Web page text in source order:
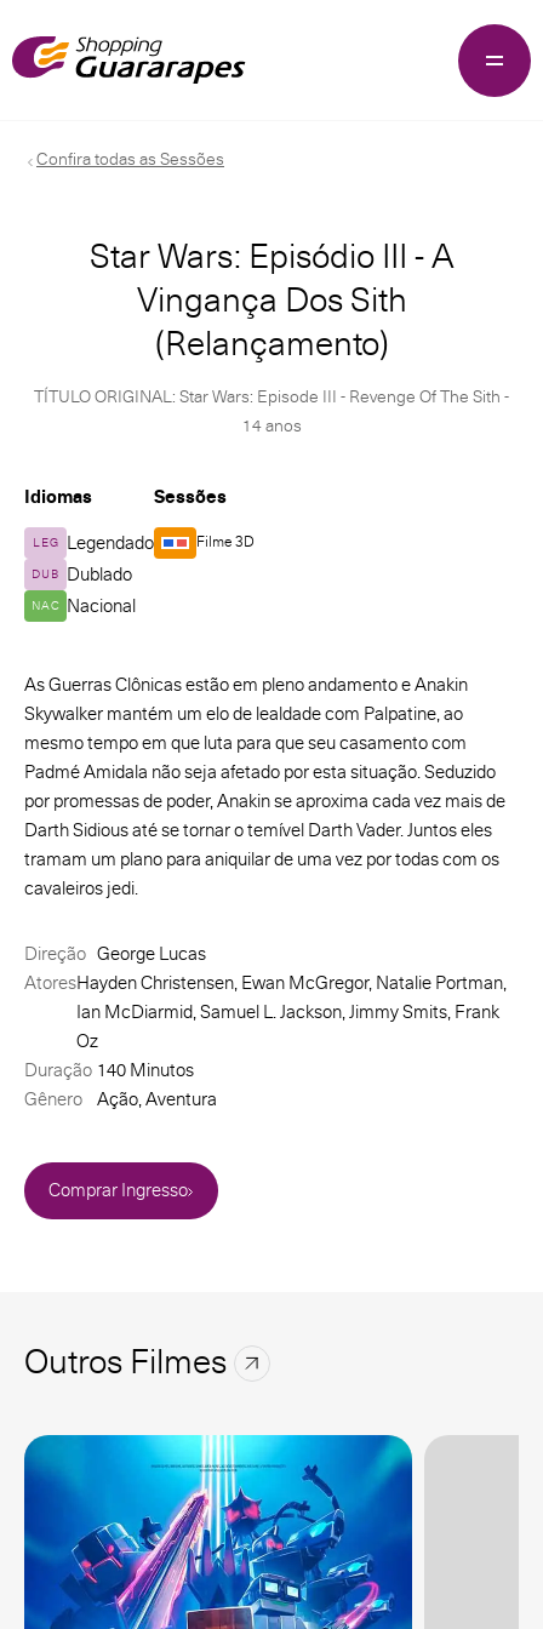
Confira todas as Sessões
Star Wars: Episódio III - A
Vingança Dos Sith
(Relançamento)
TÍTULO ORIGINAL: Star Wars: Episode III - Revenge Of The Sith -
14 anos
Idiomas
LEG Legendado
DUB Dublado
NAC Nacional
Sessões
Filme 3D
As Guerras Clônicas estão em pleno andamento e Anakin
Skywalker mantém um elo de lealdade com Palpatine, ao
mesmo tempo em que luta para que seu casamento com
Padmé Amidala não seja afetado por esta situação. Seduzido
por promessas de poder, Anakin se aproxima cada vez mais de
Darth Sidious até se tornar o temível Darth Vader. Juntos eles
tramam um plano para aniquilar de uma vez por todas com os
cavaleiros jedi.
Direção George Lucas
AtoresHayden Christensen, Ewan McGregor, Natalie Portman,
Ian McDiarmid, Samuel L. Jackson, Jimmy Smits, Frank
Oz
Duração 140 Minutos
Gênero
Ação, Aventura
Comprar Ingresso
Outros Filmes